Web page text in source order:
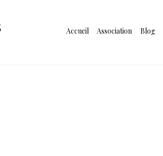
Accueil Association Blog